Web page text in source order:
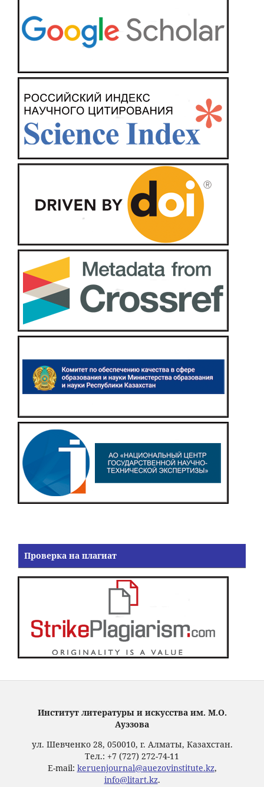
Проверка на плагиат
Институт литературы и искусства им. М.О.
Ауэзова
ул. Шевченко 28, 050010, г. Алматы, Казахстан.
Тел.: +7 (727) 272-74-11
E-mail: keruenjournal@auezovinstitute.kz,
info@litart.kz.